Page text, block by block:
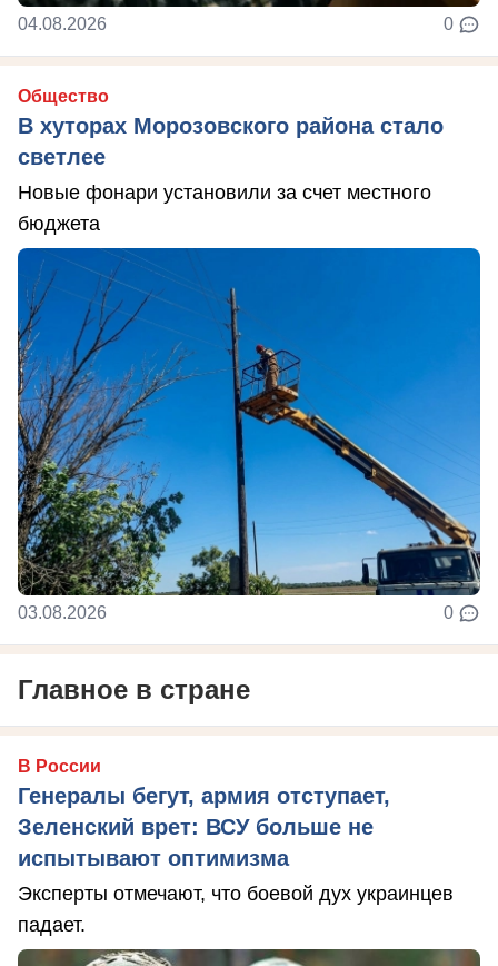
04.08.2026 0
Общество
В хуторах Морозовского района стало
светлее
Новые фонари установили за счет местного
бюджета
03.08.2026 0
Главное в стране
В России
Генералы бегут, армия отступает,
Зеленский врет: ВСУ больше не
испытывают оптимизма
Эксперты отмечают, что боевой дух украинцев
падает.